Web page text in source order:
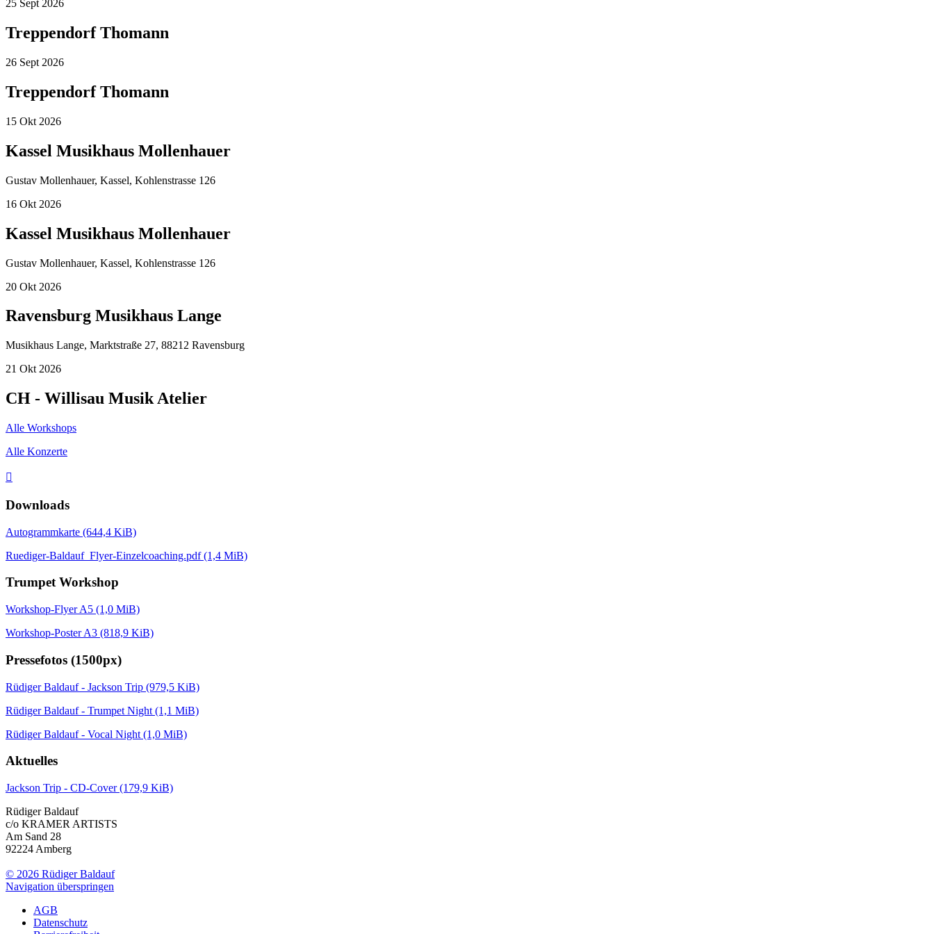
25 Sept 2026
Treppendorf Thomann
26 Sept 2026
Treppendorf Thomann
15 Okt 2026
Kassel Musikhaus Mollenhauer
Gustav Mollenhauer, Kassel, Kohlenstrasse 126
16 Okt 2026
Kassel Musikhaus Mollenhauer
Gustav Mollenhauer, Kassel, Kohlenstrasse 126
20 Okt 2026
Ravensburg Musikhaus Lange
Musikhaus Lange, Marktstraße 27, 88212 Ravensburg
21 Okt 2026
CH - Willisau Musik Atelier
Alle Workshops
Alle Konzerte

Downloads
Autogrammkarte (644,4 KiB)
Ruediger-Baldauf_Flyer-Einzelcoaching.pdf(1,4 MiB)
Trumpet Workshop
Workshop-Flyer A5 (1,0 MiB)
Workshop-Poster A3 (818,9 KiB)
Pressefotos (1500px)
Rüdiger Baldauf - Jackson Trip (979,5 KiB)
Rüdiger Baldauf - Trumpet Night (1,1 MiB)
Rüdiger Baldauf - Vocal Night (1,0 MiB)
Aktuelles
Jackson Trip - CD-Cover(179,9 KiB)
Rüdiger Baldauf
c/o KRAMER ARTISTS
Am Sand 28
92224 Amberg
© 2026 Rüdiger Baldauf
Navigation überspringen
AGB
Datenschutz